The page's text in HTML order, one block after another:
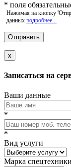
* поля
Нажимая на кнопку
данных подробнее...
x
Записаться на
Ваши данные
*
*
Вид услуги
Марка спецтехники